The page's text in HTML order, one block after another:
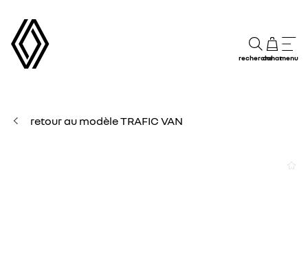
rechercheachatmenu
retour au modèle TRAFIC VAN